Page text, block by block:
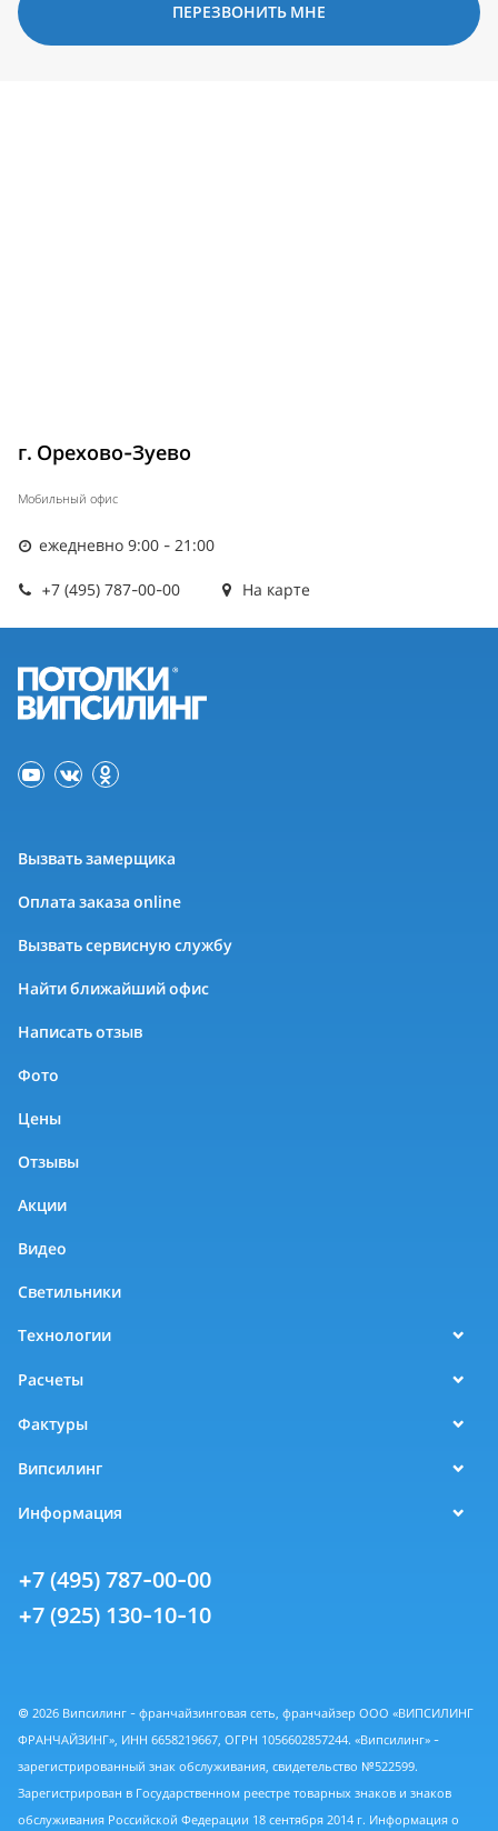
ПЕРЕЗВОНИТЬ МНЕ
г. Орехово-Зуево
Мобильный офис
ежедневно 9:00 - 21:00
+7 (495) 787-00-00 На карте
Вызвать замерщика
Оплата заказа online
Вызвать сервисную службу
Найти ближайший офис
Написать отзыв
Фото
Цены
Отзывы
Акции
Видео
Светильники
Технологии
Расчеты
Фактуры
Випсилинг
Информация
+7 (495) 787-00-00
+7 (925) 130-10-10
© 2026 Випсилинг - франчайзинговая сеть, франчайзер ООО «ВИПСИЛИНГ
ФРАНЧАЙЗИНГ», ИНН 6658219667, ОГРН 1056602857244. «Випсилинг» -
зарегистрированный знак обслуживания, свидетельство №522599.
Зарегистрирован в Государственном реестре товарных знаков и знаков
обслуживания Российской Федерации 18 сентября 2014 г. Информация о